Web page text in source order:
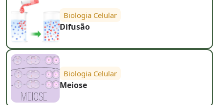
Biologia Celular
Difusão
Biologia Celular
Meiose